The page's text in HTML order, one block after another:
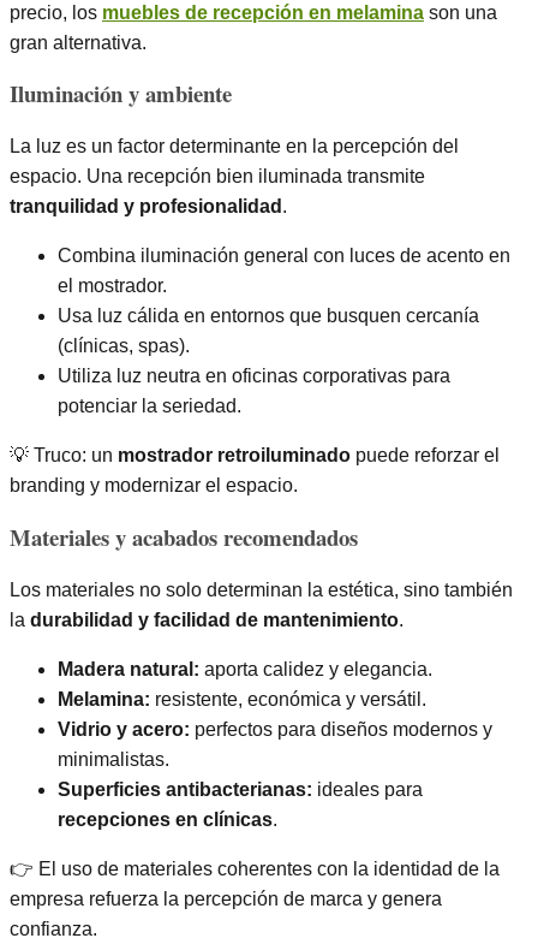
precio, los muebles de recepción en melamina son una
gran alternativa.
Iluminación y ambiente
La luz es un factor determinante en la percepción del
espacio. Una recepción bien iluminada transmite
tranquilidad y profesionalidad .
Combina iluminación general con luces de acento en
el mostrador.
Usa luz cálida en entornos que busquen cercanía
(clínicas, spas).
Utiliza luz neutra en oficinas corporativas para
potenciar la seriedad.
💡 Truco: un mostrador retroiluminado puede reforzar el
branding y modernizar el espacio.
Materiales y acabados recomendados
Los materiales no solo determinan la estética, sino también
la durabilidad y facilidad de mantenimiento.
Madera natural: aporta calidez y elegancia.
Melamina: resistente, económica y versátil.
Vidrio y acero: perfectos para diseños modernos y
minimalistas.
Superficies antibacterianas: ideales para
recepciones en clínicas.
👉 El uso de materiales coherentes con la identidad de la
empresa refuerza la percepción de marca y genera
confianza.